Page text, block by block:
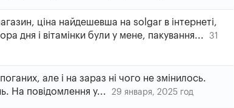
ціна найдешевша на solgar в інтернеті,
дня і вітамінки були у мене, пакування...
31
але і на зараз ні чого не змінилось.
На повідомлення у...
29 января, 2025 год